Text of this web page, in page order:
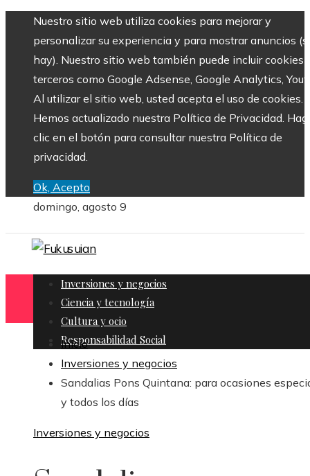
Nuestro sitio web utiliza cookies para mejorar y
personalizar su experiencia y para mostrar anuncios
hay). Nuestro sitio web también puede incluir cookies
terceros como Google Adsense, Google Analytics,
Al utilizar el sitio web, usted acepta el uso de cookies.
Hemos actualizado nuestra Política de Privacidad.
clic en el botón para consultar nuestra Política de
privacidad.
Ok, Acepto
domingo, agosto 9
Inversiones y negocios
Ciencia y tecnología
Cultura y ocio
Responsabilidad Social
Inicio
Inversiones y negocios
Sandalias Pons Quintana: para ocasiones
y todos los días
Inversiones y negocios